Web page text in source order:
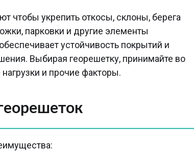
чтобы укрепить откосы, склоны, берега
парковки и другие элементы
устойчивость покрытий и
Выбирая георешетку, принимайте во
и прочие факторы.